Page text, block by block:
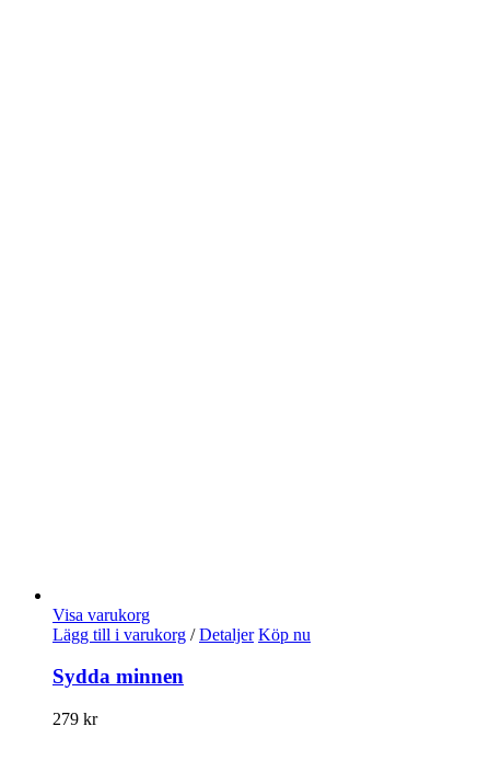
Visa varukorg
Lägg till i varukorg / Detaljer Köp nu
Sydda minnen
279 kr